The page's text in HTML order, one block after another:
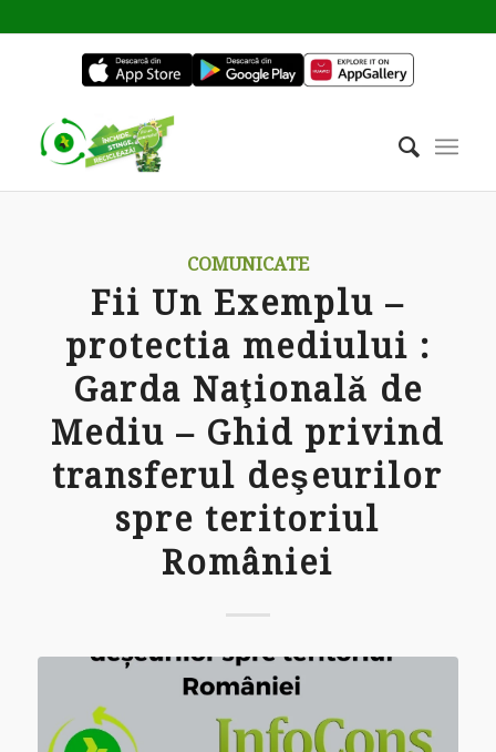
COMUNICATE
Fii Un Exemplu –
protectia mediului :
Garda Naţională de
Mediu – Ghid privind
transferul deşeurilor
spre teritoriul
României